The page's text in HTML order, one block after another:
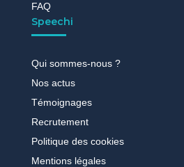
FAQ
Speechi
Qui sommes-nous ?
Nos actus
Témoignages
Recrutement
Politique des cookies
Mentions légales